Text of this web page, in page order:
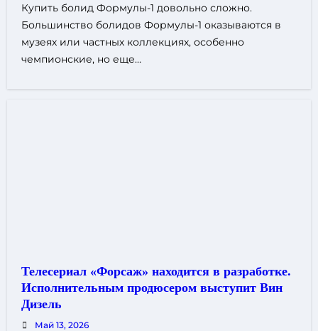
Купить болид Формулы-1 довольно сложно.
Большинство болидов Формулы-1 оказываются в
музеях или частных коллекциях, особенно
чемпионские, но еще…
Телесериал «Форсаж» находится в разработке.
Исполнительным продюсером выступит Вин
Дизель
Май 13, 2026